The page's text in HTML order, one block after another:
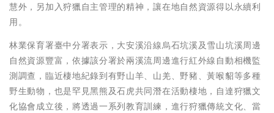
慧外，另加入狩獵自主管理的精神，讓在地自然資源得以永續利
用。
林業保育署臺中分署表示，大安溪沿線烏石坑溪及雪山坑溪周邊
自然資源豐富，依據該分署於兩溪流周邊進行紅外線自動相機監
測調查，臨近棲地紀錄到有野山羊、山羌、野豬、黃喉貂等多種
野生動物，也是罕見黑熊及石虎共同潛在活動棲地，自達狩獵文
化協會成立後，將透過一系列教育訓練，進行狩獵傳統文化、當